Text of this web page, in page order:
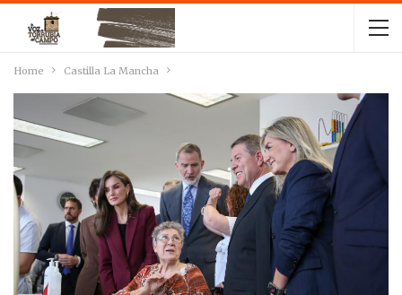
Home Castilla La Mancha